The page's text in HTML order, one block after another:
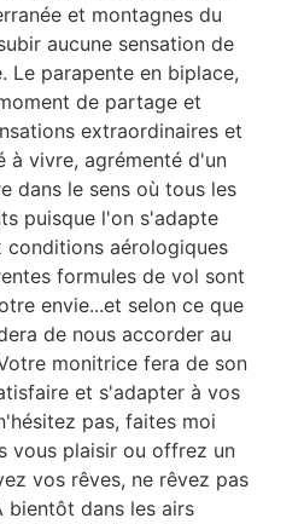
et montagnes du
aucune sensation de
Le parapente en biplace,
de partage et
extraordinaires et
à vivre, agrémenté d'un
dans le sens où tous les
puisque l'on s'adapte
conditions aérologiques
formules de vol sont
envie...et selon ce que
de nous accorder au
monitrice fera de son
et s'adapter à vos
pas, faites moi
vous plaisir ou offrez un
vos rêves, ne rêvez pas
dans les airs